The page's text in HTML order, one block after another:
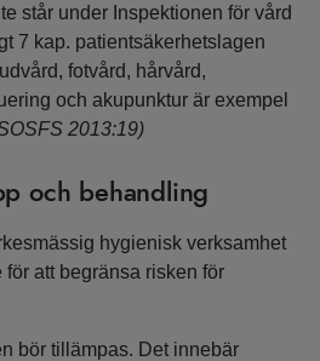
står under Inspektionen för vård
7 kap. patientsäkerhetslagen
fotvård, hårvård,
och akupunktur är exempel
2013:19)
och behandling
hygienisk verksamhet
att begränsa risken för
bör tillämpas. Det innebär